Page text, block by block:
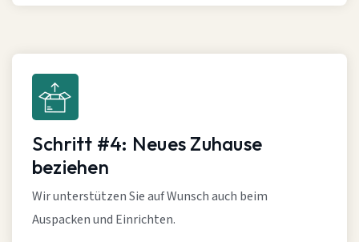
Schritt #4: Neues Zuhause
beziehen
Wir unterstützen Sie auf Wunsch auch beim
Auspacken und Einrichten.